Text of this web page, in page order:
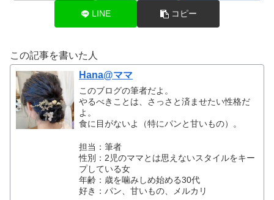
LINE コピー
この記事を書いた人
Hana@ママ
このブログの筆者だよ。
やるべきことは、さっさと済ませたい性格だ
よ。
食に目がないよ（特にパンと甘いもの）。
担当：筆者
性別：2児のママとは思えないスタイルをキー
プしている女
年齢：歳を噛みしめ始める30代
好き：パン、甘いもの、メルカリ